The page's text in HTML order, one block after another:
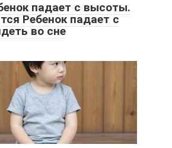
падает с высоты.
Ребенок падает с
во сне